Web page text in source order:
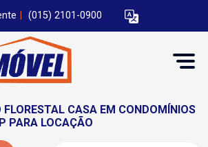
(015) 2101-0900
CASA EM CONDOMÍNIOS
PARA LOCAÇÃO